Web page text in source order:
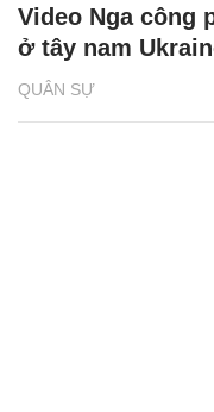
QUÂN SỰ
Video Nga công
ở tây nam